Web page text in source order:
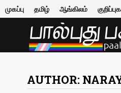
Skip
to
content
முகப்பு தமிழ் ஆங்கிலம்
AUTHOR: